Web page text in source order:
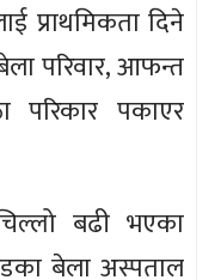
प्राथमिकता दिने
परिवार, आफन्त
परिकार पकाएर
बढी भएका
बेला अस्पताल